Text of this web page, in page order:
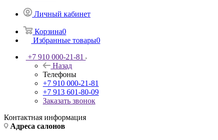
Личный кабинет
Корзина0
Избранные товары0
+7 910 000-21-81
Назад
Телефоны
+7 910 000-21-81
+7 913 601-80-09
Заказать звонок
Контактная информация
Адреса салонов